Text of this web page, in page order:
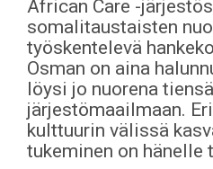
African Care -
somalitaustaisten
työskentelevä
Osman on aina
löysi jo nuorena tiensä
järjestömaailmaan.
kulttuurin välissä
tukeminen on hänelle